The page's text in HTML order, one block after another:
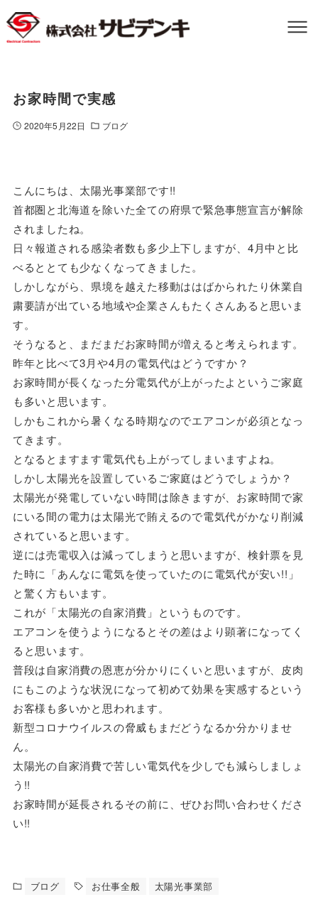
お家時間で実感
2020年5月22日 ブログ
こんにちは、太陽光事業部です!!
首都圏と北海道を除いた全ての府県で緊急事態宣言が解除
されましたね。
日々報道される感染者数も多少上下しますが、4月中と比
べるととても少なくなってきました。
しかしながら、県境を越えた移動ははばかられたり休業自
粛要請が出ている地域や企業さんもたくさんあると思いま
す。
そうなると、まだまだお家時間が増えると考えられます。
昨年と比べて3月や4月の電気代はどうですか？
お家時間が長くなった分電気代が上がったよというご家庭
も多いと思います。
しかもこれから暑くなる時期なのでエアコンが必須となっ
てきます。
となるとますます電気代も上がってしまいますよね。
しかし太陽光を設置しているご家庭はどうでしょうか？
太陽光が発電していない時間は除きますが、お家時間で家
にいる間の電力は太陽光で賄えるので電気代がかなり削減
されていると思います。
逆には売電収入は減ってしまうと思いますが、検針票を見
た時に「あんなに電気を使っていたのに電気代が安い!!」
と驚く方もいます。
これが「太陽光の自家消費」というものです。
エアコンを使うようになるとその差はより顕著になってく
ると思います。
普段は自家消費の恩恵が分かりにくいと思いますが、皮肉
にもこのような状況になって初めて効果を実感するという
お客様も多いかと思われます。
新型コロナウイルスの脅威もまだどうなるか分かりませ
ん。
太陽光の自家消費で苦しい電気代を少しでも減らしましょ
う!!
お家時間が延長されるその前に、ぜひお問い合わせくださ
い!!
ブログ お仕事全般 太陽光事業部